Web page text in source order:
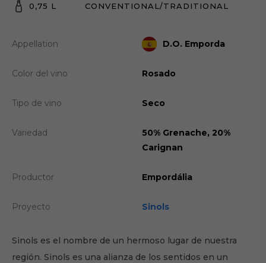
0,75 L CONVENTIONAL/TRADITIONAL
Appellation D.O. Emporda
Color del vino Rosado
Tipo de vino Seco
Variedad
50% Grenache, 20%
Carignan
Productor Empordália
Proyecto Sinols
Sinols es el nombre de un hermoso lugar de nuestra
región. Sinols es una alianza de los sentidos en un